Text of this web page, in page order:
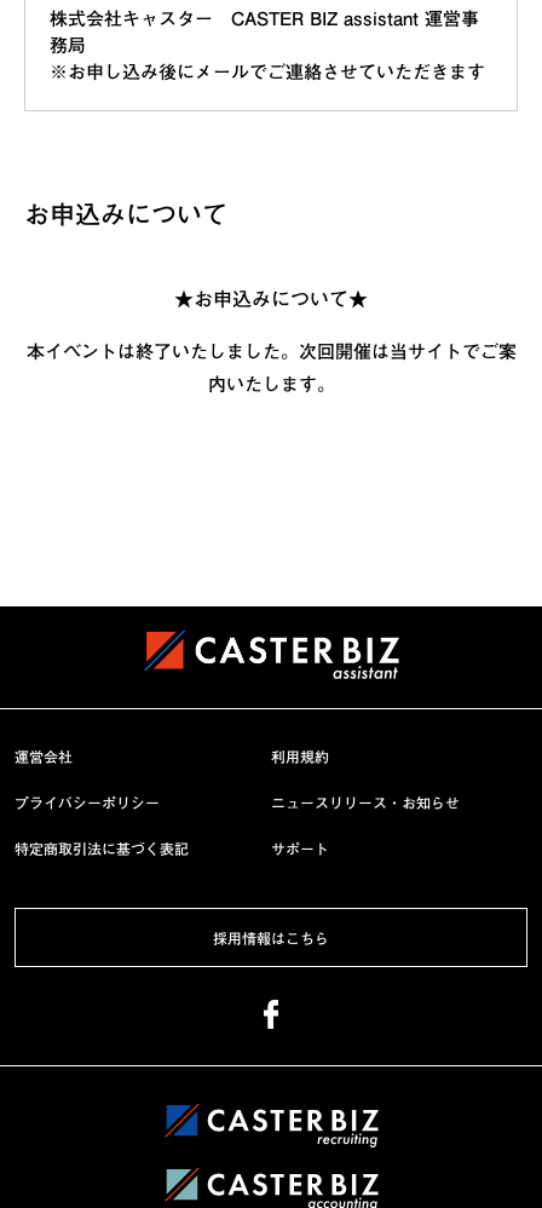
株式会社キャスター CASTER BIZ assistant 運営事
務局
※お申し込み後にメールでご連絡させていただきます
お申込みについて
★お申込みについて★
本イベントは終了いたしました。次回開催は当サイトでご案
内いたします。
運営会社 利用規約
プライバシーポリシー ニュースリリース・お知らせ
特定商取引法に基づく表記 サポート
採用情報はこちら